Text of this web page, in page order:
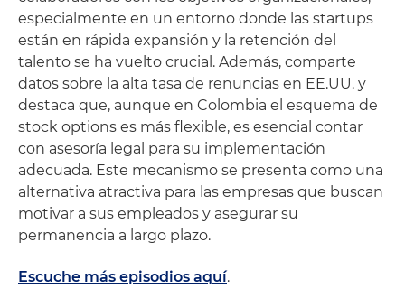
especialmente en un entorno donde las startups
están en rápida expansión y la retención del
talento se ha vuelto crucial. Además, comparte
datos sobre la alta tasa de renuncias en EE.UU. y
destaca que, aunque en Colombia el esquema de
stock options es más flexible, es esencial contar
con asesoría legal para su implementación
adecuada. Este mecanismo se presenta como una
alternativa atractiva para las empresas que buscan
motivar a sus empleados y asegurar su
permanencia a largo plazo.
Escuche más episodios aquí.